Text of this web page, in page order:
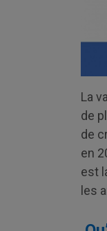
La
de
de
en
est
les